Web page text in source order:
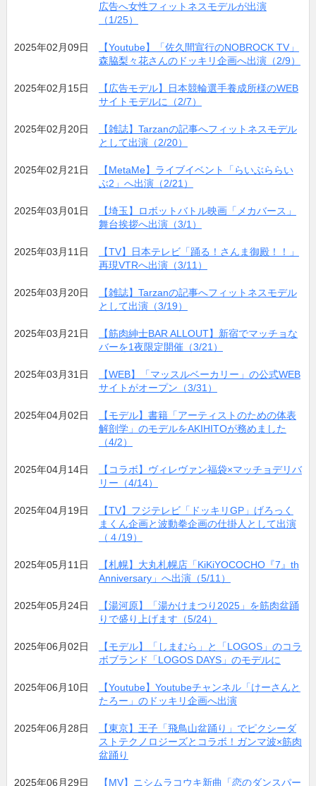
広告へ女性フィットネスモデルが出演
（1/25）
2025年02月09日
【Youtube】「佐久間宣行のNOBROCK TV」
森脇梨々花さんのドッキリ企画へ出演（2/9）
2025年02月15日
【広告モデル】日本競輪選手養成所様のWEB
サイトモデルに（2/7）
2025年02月20日
【雑誌】Tarzanの記事へフィットネスモデル
として出演（2/20）
2025年02月21日
【MetaMe】ライブイベント「らいぶららい
ぶ2」へ出演（2/21）
2025年03月01日
【埼玉】ロボットバトル映画「メカバース」
舞台挨拶へ出演（3/1）
2025年03月11日
【TV】日本テレビ「踊る！さんま御殿！！」
再現VTRへ出演（3/11）
2025年03月20日
【雑誌】Tarzanの記事へフィットネスモデル
として出演（3/19）
2025年03月21日
【筋肉紳士BAR ALLOUT】新宿でマッチョな
バーを1夜限定開催（3/21）
2025年03月31日
【WEB】「マッスルベーカリー」の公式WEB
サイトがオープン（3/31）
2025年04月02日
【モデル】書籍「アーティストのための体表
解剖学」のモデルをAKIHITOが務めました
（4/2）
2025年04月14日
【コラボ】ヴィレヴァン福袋×マッチョデリバ
リー（4/14）
2025年04月19日
【TV】フジテレビ「ドッキリGP」げろっく
まくん企画と波動拳企画の仕掛人として出演
（４/19）
2025年05月11日
【札幌】大丸札幌店「KiKiYOCOCHO『7』th
Anniversary」へ出演（5/11）
2025年05月24日
【湯河原】「湯かけまつり2025」を筋肉盆踊
りで盛り上げます（5/24）
2025年06月02日
【モデル】「しまむら」と「LOGOS」のコラ
ボブランド「LOGOS DAYS」のモデルに
2025年06月10日
【Youtube】Youtubeチャンネル「けーさんと
たろー」のドッキリ企画へ出演
2025年06月28日
【東京】王子「飛鳥山盆踊り」でピクシーダ
ストテクノロジーズとコラボ！ガンマ波×筋肉
盆踊り
2025年06月29日 【MV】ニシムラコウキ新曲「恋のダンスパー